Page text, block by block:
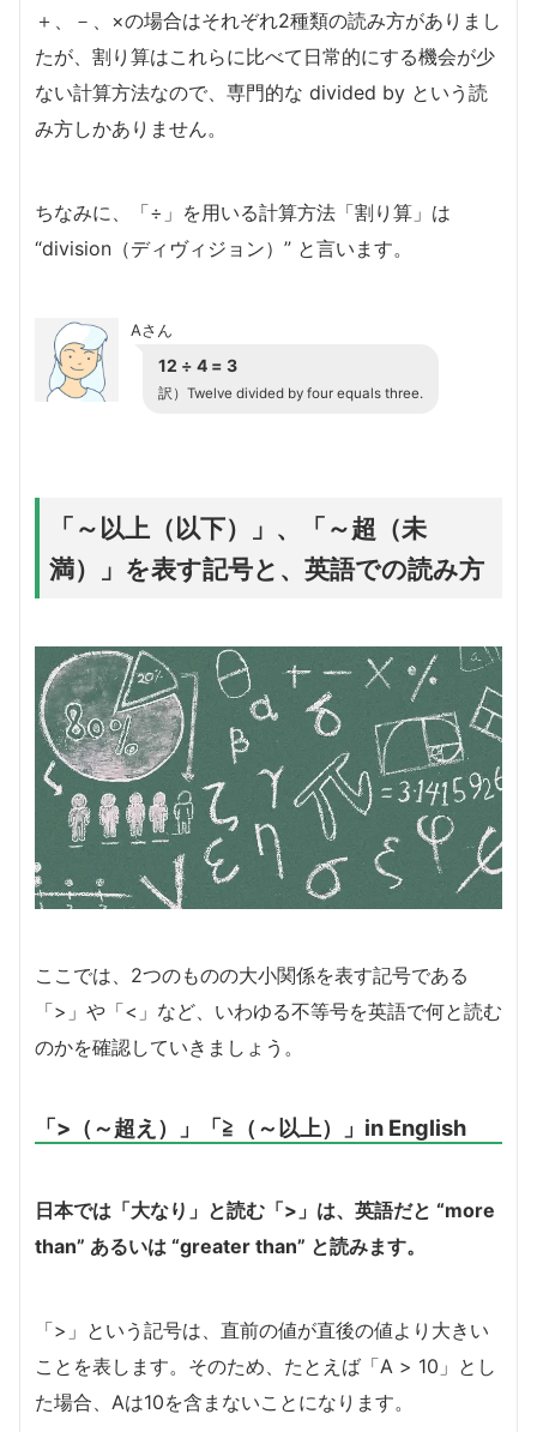
＋、－、×の場合はそれぞれ2種類の読み方がありまし
たが、割り算はこれらに比べて日常的にする機会が少
ない計算方法なので、専門的な divided by という読
み方しかありません。
ちなみに、「÷」を用いる計算方法「割り算」は
“division（ディヴィジョン）” と言います。
Aさん
12 ÷ 4 = 3
訳）Twelve divided by four equals three.
「～以上（以下）」、「～超（未
満）」を表す記号と、英語での読み方
ここでは、2つのものの大小関係を表す記号である
「>」や「<」など、いわゆる不等号を英語で何と読む
のかを確認していきましょう。
「>（～超え）」「≧（～以上）」in English
日本では「大なり」と読む「>」は、英語だと “more
than” あるいは “greater than” と読みます。
「>」という記号は、直前の値が直後の値より大きい
ことを表します。そのため、たとえば「A > 10」とし
た場合、Aは10を含まないことになります。